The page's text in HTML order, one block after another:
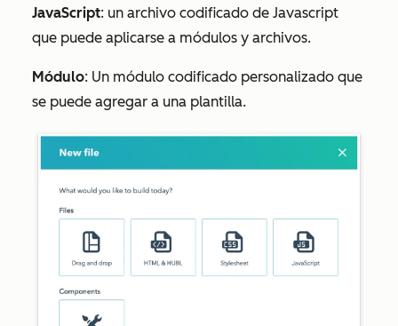
JavaScript: un archivo codificado de Javascript
que puede aplicarse a módulos y archivos.
Módulo: Un módulo codificado personalizado que
se puede agregar a una plantilla.